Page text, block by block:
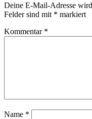
Deine E-Mail-Adresse
Felder sind mit * markiert
Kommentar *
Name *